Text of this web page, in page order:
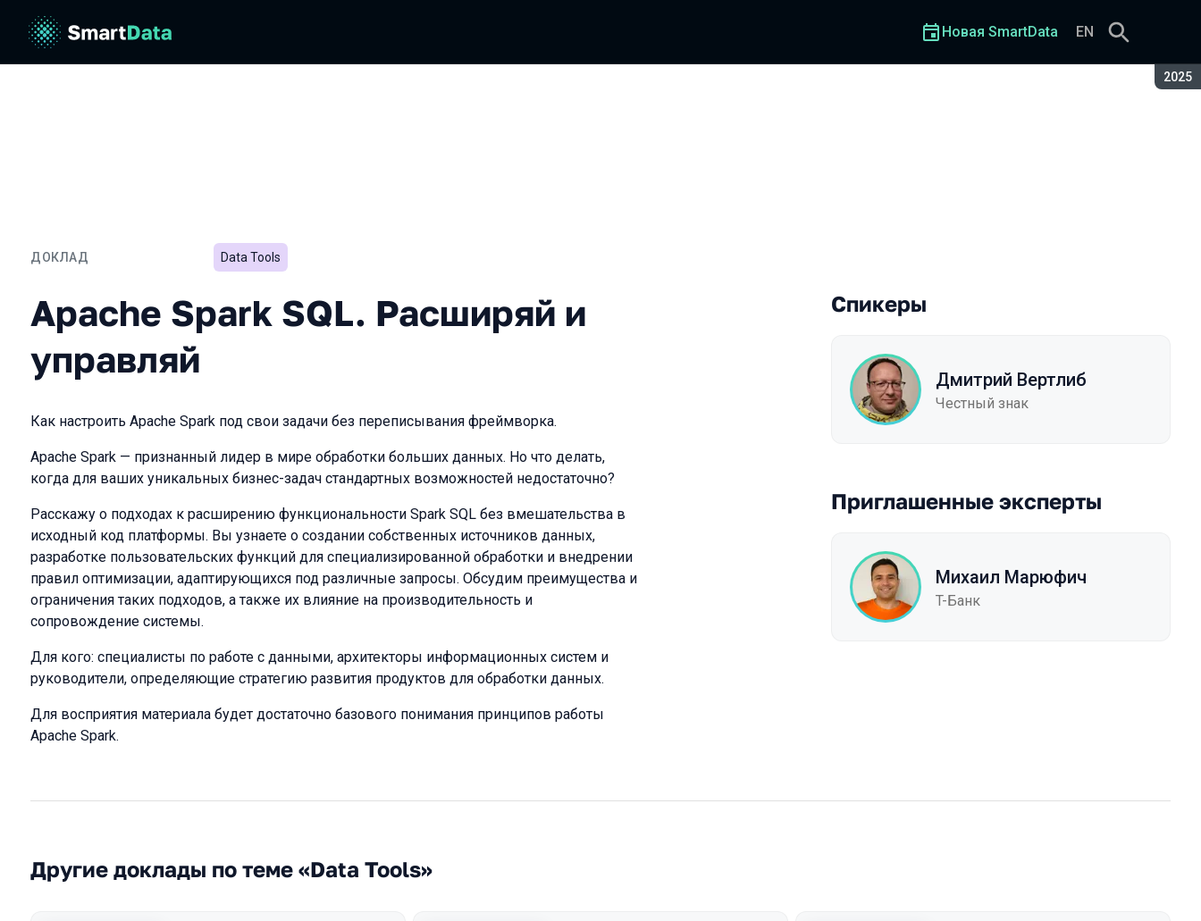
2025
Новая SmartData EN
ДОКЛАД
Apache Spark SQL. Расширяй и управляй
Data Tools
Apache Spark SQL. Расширяй и
управляй
Как настроить Apache Spark под свои задачи без переписывания фреймворка.
Apache Spark — признанный лидер в мире обработки больших данных. Но что делать,
когда для ваших уникальных бизнес-задач стандартных возможностей недостаточно?
Расскажу о подходах к расширению функциональности Spark SQL без вмешательства в
исходный код платформы. Вы узнаете о создании собственных источников данных,
разработке пользовательских функций для специализированной обработки и внедрении
правил оптимизации, адаптирующихся под различные запросы. Обсудим преимущества и
ограничения таких подходов, а также их влияние на производительность и
сопровождение системы.
Для кого: специалисты по работе с данными, архитекторы информационных систем и
руководители, определяющие стратегию развития продуктов для обработки данных.
Для восприятия материала будет достаточно базового понимания принципов работы
Apache Spark.
Спикеры
Дмитрий Вертлиб
Честный знак
Приглашенные эксперты
Михаил Марюфич
T-Банк
Другие доклады по теме «Data Tools»